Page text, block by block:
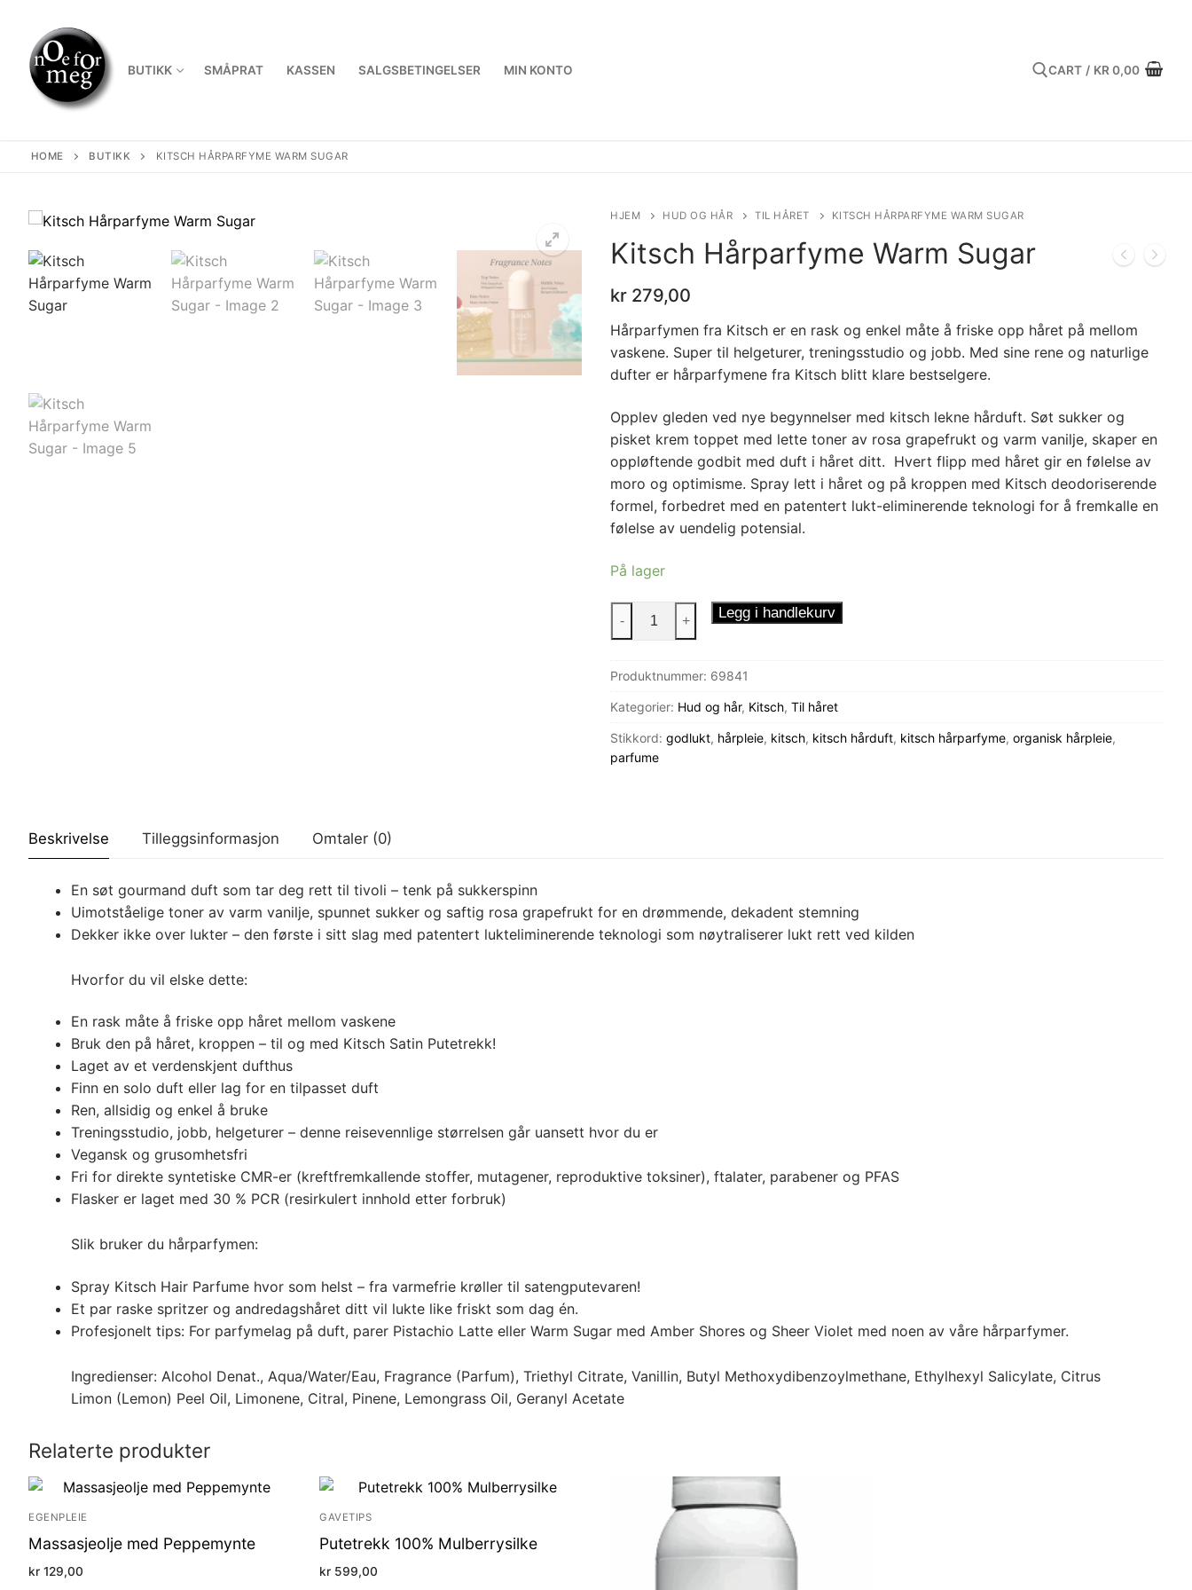
content
BUTIKK SMÅPRAT KASSEN SALGSBETINGELSER MIN KONTO CART / KR 0,00
HOME BUTIKK KITSCH HÅRPARFYME WARM SUGAR
HJEM HUD OG HÅR TIL HÅRET KITSCH HÅRPARFYME WARM SUGAR
Kitsch Hårparfyme Warm Sugar
kr 279,00
Hårparfymen fra Kitsch er en rask og enkel måte å friske opp håret på mellom
vaskene. Super til helgeturer, treningsstudio og jobb. Med sine rene og naturlige
dufter er hårparfymene fra Kitsch blitt klare bestselgere.
Opplev gleden ved nye begynnelser med kitsch lekne hårduft. Søt sukker og
pisket krem ​toppet med lette toner av rosa grapefrukt og varm vanilje, skaper en
oppløftende godbit med duft i håret ditt. Hvert flipp med håret gir en følelse av
moro og optimisme. Spray lett i håret og på kroppen med Kitsch deodoriserende
formel, forbedret med en patentert lukt-eliminerende teknologi for å fremkalle en
følelse av uendelig potensial.
På lager
Hårparfyme
Sugar
antall
- + Legg i handlekurv
Produktnummer: 69841
Kategorier: Hud og hår, Kitsch, Til håret
Stikkord: godlukt, hårpleie, kitsch, kitsch hårduft, kitsch hårparfyme, organisk hårpleie,
parfume
Beskrivelse Tilleggsinformasjon Omtaler (0)
En søt gourmand duft som tar deg rett til tivoli – tenk på sukkerspinn
Uimotståelige toner av varm vanilje, spunnet sukker og saftig rosa grapefrukt for en drømmende, dekadent stemning
Dekker ikke over lukter – den første i sitt slag med patentert lukteliminerende teknologi som nøytraliserer lukt rett ved kilden
Hvorfor du vil elske dette:
En rask måte å friske opp håret mellom vaskene
Bruk den på håret, kroppen – til og med Kitsch Satin Putetrekk!
Laget av et verdenskjent dufthus
Finn en solo duft eller lag for en tilpasset duft
Ren, allsidig og enkel å bruke
Treningsstudio, jobb, helgeturer – denne reisevennlige størrelsen går uansett hvor du er
Vegansk og grusomhetsfri
Fri for direkte syntetiske CMR-er (kreftfremkallende stoffer, mutagener, reproduktive toksiner), ftalater, parabener og PFAS
Flasker er laget med 30 % PCR (resirkulert innhold etter forbruk)
Slik bruker du hårparfymen:
Spray Kitsch Hair Parfume hvor som helst – fra varmefrie krøller til satengputevaren!
Et par raske spritzer og andredagshåret ditt vil lukte like friskt som dag én.
Profesjonelt tips: For parfymelag på duft, parer Pistachio Latte eller Warm Sugar med Amber Shores og Sheer Violet med noen av våre hårparfymer.
Ingredienser: Alcohol Denat., Aqua/Water/Eau, Fragrance (Parfum), Triethyl Citrate, Vanillin, Butyl Methoxydibenzoylmethane, Ethylhexyl Salicylate, Citrus
Limon (Lemon) Peel Oil, Limonene, Citral, Pinene, Lemongrass Oil, Geranyl Acetate
Relaterte produkter
EGENPLEIE
Massasjeolje med Peppemynte
kr 129,00
GAVETIPS
Putetrekk 100% Mulberrysilke
kr 599,00